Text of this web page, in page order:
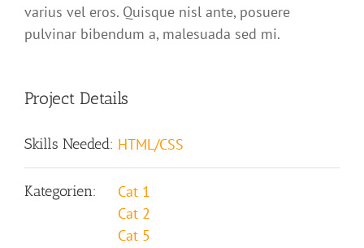
varius vel eros. Quisque nisl ante, posuere
pulvinar bibendum a, malesuada sed mi.
Project Details
Skills Needed: HTML/CSS
Kategorien:
Cat 1
Cat 2
Cat 5